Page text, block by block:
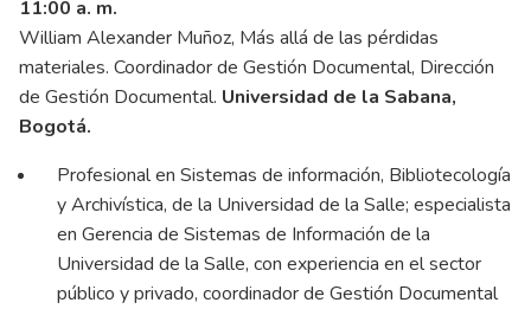
11:00 a. m.
William Alexander Muñoz, Más allá de las pérdidas
materiales. Coordinador de Gestión Documental, Dirección
de Gestión Documental. Universidad de la Sabana,
Bogotá.
Profesional en Sistemas de información, Bibliotecología
y Archivística, de la Universidad de la Salle; especialista
en Gerencia de Sistemas de Información de la
Universidad de la Salle, con experiencia en el sector
público y privado, coordinador de Gestión Documental